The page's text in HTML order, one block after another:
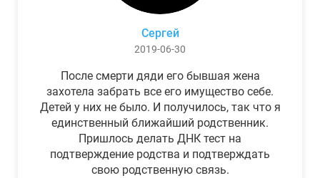
Сергей
2019-06-30
После смерти дяди его бывшая жена
захотела забрать все его имущество себе.
Детей у них не было. И получилось, так что я
единственный ближайший родственник.
Пришлось делать ДНК тест на
подтверждение родства и подтверждать
свою родственную связь.